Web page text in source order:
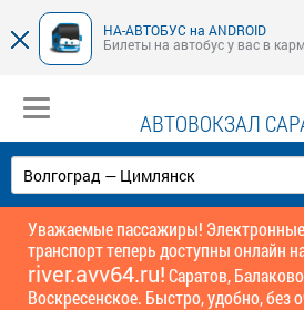
НА-АВТОБУС на ANDROID
Билеты на автобус у вас в
АВТОВОКЗАЛ
Уважаемые пассажиры!
транспорт теперь доступны онлайн
river.avv64.ru!Саратов,
Воскресенское. Быстро, удобно, без